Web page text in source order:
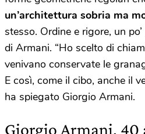
un’architettura sobria ma
stesso. Ordine e rigore, un
di Armani. “Ho scelto di
venivano conservate le
E così, come il cibo, anche il
ha spiegato Giorgio Armani.
Giorgio Armani,